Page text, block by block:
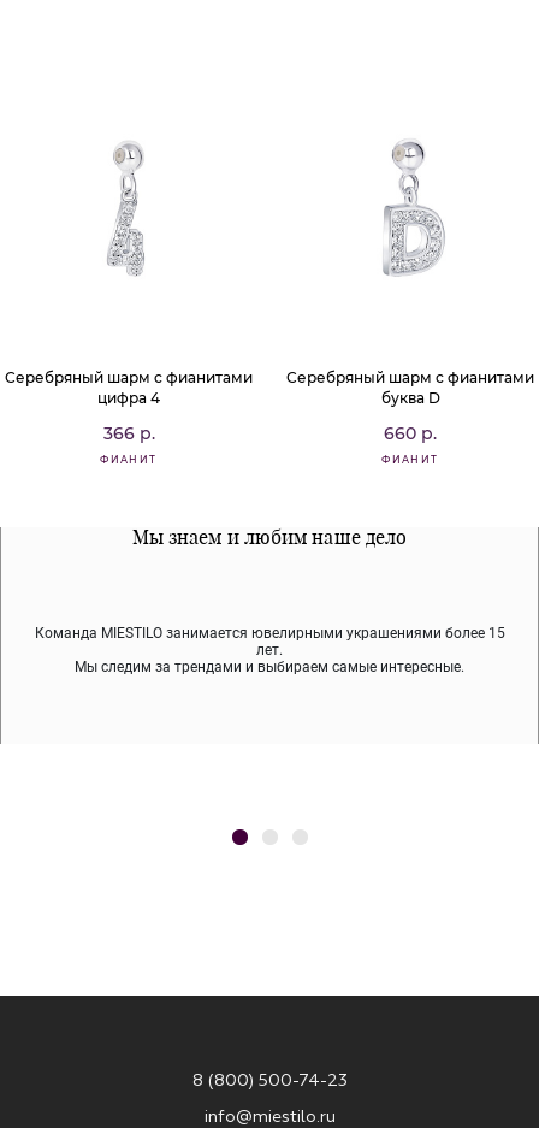
Серебряный шарм с фианитами
цифра 4
366 р.
ФИАНИТ
Серебряный шарм с фианитами
буква D
660 р.
ФИАНИТ
Мы знаем и любим наше дело
Команда MIESTILO занимается ювелирными украшениями более 15
лет.
Мы следим за трендами и выбираем самые интересные.
Все наши материалы гипоалергенны
Мы используем покрытие (родий, ювелирный сплав), которое не
содержит никеля и свинца — это исключает аллергию.
Примерка перед покупкой
Во время доставки спокойно примеряйте украшения, выбирайте те,
что вам нравятся, остальные заберёт курьер.
8 (800) 500-74-23
info@miestilo.ru